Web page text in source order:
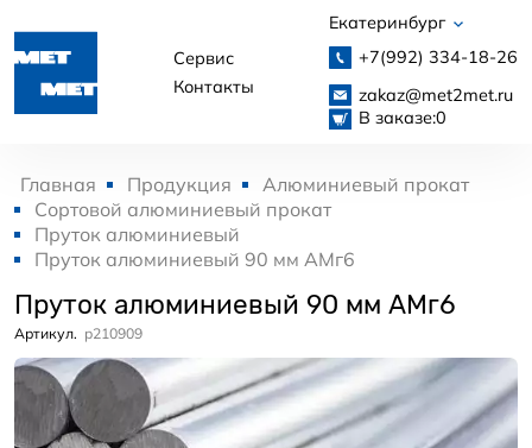
Сервис
Контакты
Екатеринбург
+7(992) 334-18-26
zakaz@met2met.ru
В заказе:0
Главная Продукция
Алюминиевый прокат
Сортовой алюминиевый прокат
Пруток алюминиевый
Пруток алюминиевый 90 мм АМг6
Пруток алюминиевый 90 мм АМг6
Артикул. p210909